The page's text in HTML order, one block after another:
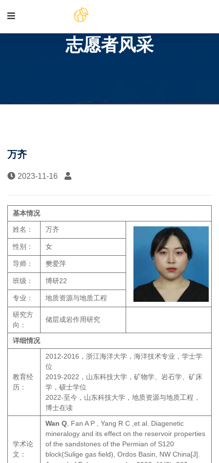
志愿者风采
万齐
2023-11-16
基本情况
姓名： 万齐
性别： 女
导师： 樊爱萍
班级： 博研22
专业： 地质资源与地质工程
研究方
向：
储层成岩作用研究
详细情况
教育经
历：
2012-2016，浙江海洋大学，海洋技术专业，学士学
位
2019-2022，山东科技大学，矿物学、岩石学、矿床
学，硕士学位
2022-至今，山东科技大学，地质资源与地质工程，
博士在读
学术论
文：
Wan Q , Fan A P , Yang R C ,et al. Diagenetic
mineralogy and its effect on the reservoir properties
of the sandstones of the Permian of S120
block(Sulige gas field), Ordos Basin, NW China[J].